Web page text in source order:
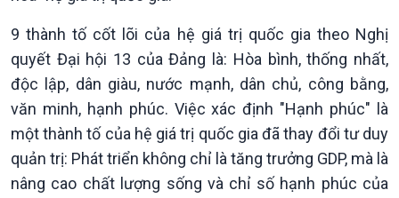
9 thành tố cốt lõi của hệ giá trị quốc gia theo Nghị
quyết Đại hội 13 của Đảng là: Hòa bình, thống nhất,
độc lập, dân giàu, nước mạnh, dân chủ, công bằng,
văn minh, hạnh phúc. Việc xác định "Hạnh phúc" là
một thành tố của hệ giá trị quốc gia đã thay đổi tư duy
quản trị: Phát triển không chỉ là tăng trưởng GDP, mà là
nâng cao chất lượng sống và chỉ số hạnh phúc của